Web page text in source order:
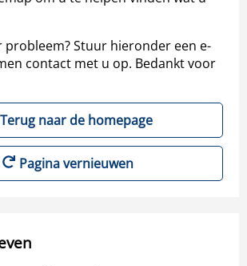
probleem? Stuur hieronder een e-
contact met u op. Bedankt voor
Terug naar de homepage
Pagina vernieuwen